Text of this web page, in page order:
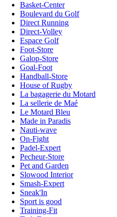
Basket-Center
Boulevard du Golf
Direct Running
Direct-Volley
Espace Golf
Foot-Store
Galop-Store
Goal-Foot
Handball-Store
House of Rugby
La bagagerie du Motard
La sellerie de Maé
Le Motard Bleu
Made in Paradis
Nauti-wave
On-Fight
Padel-Expert
Pecheur-Store
Pet and Garden
Slowood Interior
Smash-Expert
Sneak'In
Sport is good
Training-Fit